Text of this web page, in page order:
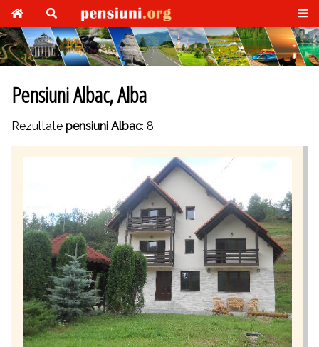
Pensiuni Albac, Alba
Rezultate pensiuni Albac: 8